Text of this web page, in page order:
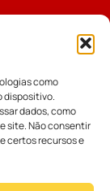
como
dispositivo.
dados, como
site. Não consentir
certos recursos e